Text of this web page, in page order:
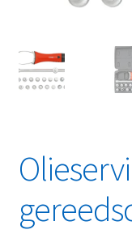
My account
Privacybeleid
Retourbeleid